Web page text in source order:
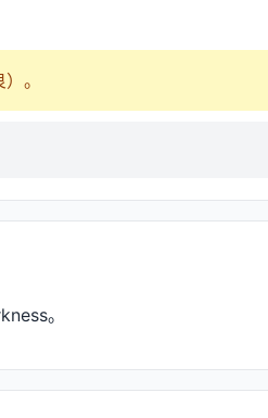
。
。